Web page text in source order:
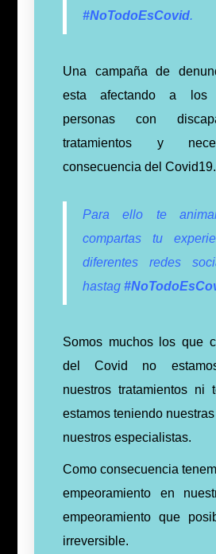
#NoTodoEsCovid.
Una campañade
esta afectando a los
personas con
tratamientos y
consecuencia del Covid19.
Para ello te
compartas tu
diferentes redes
hastag
Somos muchos los que
del Covid no
nuestros tratamientos ni
estamos teniendo
nuestros especialistas.
Como consecuencia
empeoramiento en
empeoramiento que
irreversible.